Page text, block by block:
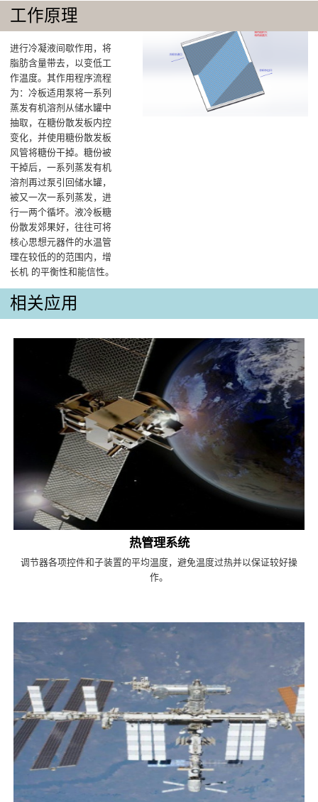
工作原理
进行冷凝液间歇作用，将
脂肪含量带去，以变低工
作温度‌。其作用程序流程
为：冷板适用泵将一系列
蒸发有机溶剂从储水罐中
抽取，在糖份散发板内控
变化，并使用糖份散发板
风管将糖份干掉。糖份被
干掉后，一系列蒸发有机
溶剂再过泵引回储水罐，
被又一次一系列蒸发，进
行一两个循坏。液冷板糖
份散发郊果好，往往可将
核心思想元器件的水温管
理在较低的的范围内，增
长机 的平衡性和能信性。
相关应用
热管理系统
调节器各项控件和子装置的平均温度，避免温度过热并以保证较好操
作。